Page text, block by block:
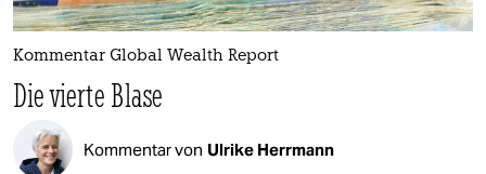
sport
berlin
nord
wahrheit
Kommentar Global Wealth Report
Die vierte Blase
Kommentar von Ulrike Herrmann